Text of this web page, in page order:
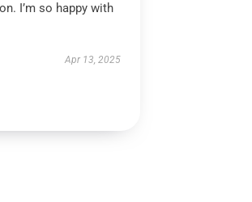
I’m so happy with
Apr 13, 2025